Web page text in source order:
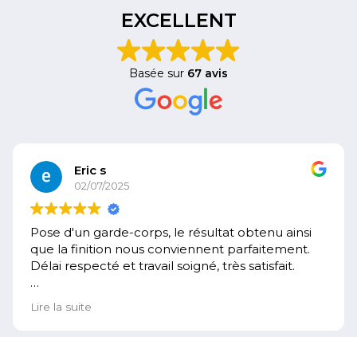
EXCELLENT
Basée sur 67 avis
Eric s
02/07/2025
Pose d'un garde-corps, le résultat obtenu ainsi
que la finition nous conviennent parfaitement.
Délai respecté et travail soigné, très satisfait.
Réponse du propriétaire
Merci à vous de nous avoir confié votre projet.
Lire la suite